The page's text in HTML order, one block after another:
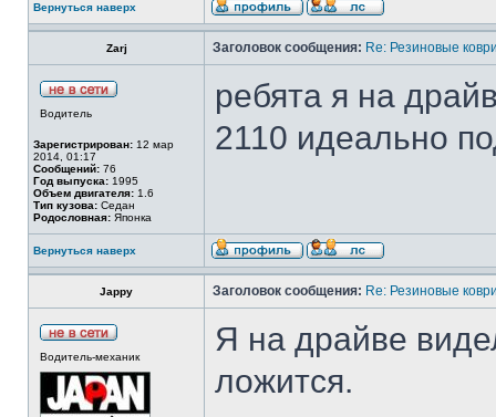
Вернуться наверх
Zarj Заголовок сообщения: Re: Резиновые
Водитель
Зарегистрирован: 12 мар
2014, 01:17
Сообщений: 76
Год выпуска: 1995
Объем двигателя: 1.6
Тип кузова: Седан
Родословная: Японка
ребята я на
2110 идеально
Вернуться наверх
Jappy Заголовок сообщения: Re: Резиновые
Водитель-механик
Я на драйве
ложится.